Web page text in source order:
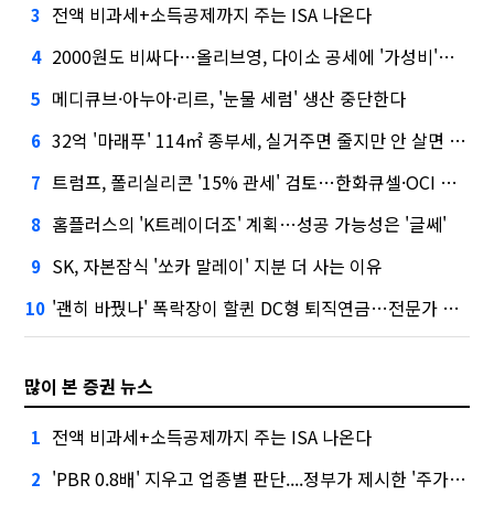
3 전액 비과세+소득공제까지 주는 ISA 나온다
4 2000원도 비싸다…올리브영, 다이소 공세에 '가성비'로 맞불
5 메디큐브·아누아·리르, '눈물 세럼' 생산 중단한다
6 32억 '마래푸' 114㎡ 종부세, 실거주면 줄지만 안 살면 2.5배
7 트럼프, 폴리실리콘 '15% 관세' 검토…한화큐셀·OCI 영향은?
8 홈플러스의 'K트레이더조' 계획…성공 가능성은 '글쎄'
9 SK, 자본잠식 '쏘카 말레이' 지분 더 사는 이유
10 '괜히 바꿨나' 폭락장이 할퀸 DC형 퇴직연금…전문가 조언은
많이 본 증권 뉴스
1 전액 비과세+소득공제까지 주는 ISA 나온다
2 'PBR 0.8배' 지우고 업종별 판단....정부가 제시한 '주가 누르기' 방지법